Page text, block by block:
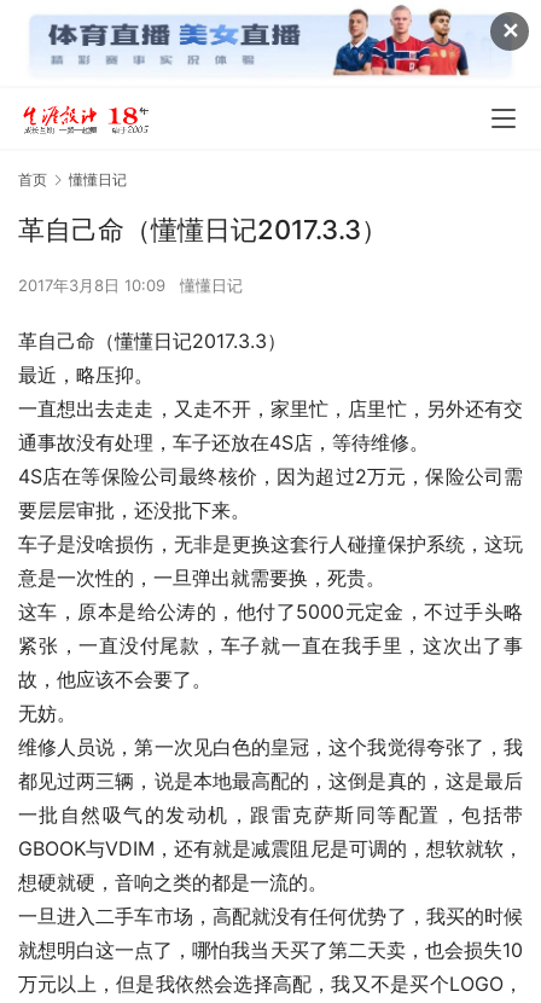
✕
首页 懂懂日记
革自己命（懂懂日记2017.3.3）
2017年3月8日 10:09 懂懂日记
革自己命（懂懂日记2017.3.3）
最近，略压抑。
一直想出去走走，又走不开，家里忙，店里忙，另外还有交
通事故没有处理，车子还放在4S店，等待维修。
4S店在等保险公司最终核价，因为超过2万元，保险公司需
要层层审批，还没批下来。
车子是没啥损伤，无非是更换这套行人碰撞保护系统，这玩
意是一次性的，一旦弹出就需要换，死贵。
这车，原本是给公涛的，他付了5000元定金，不过手头略
紧张，一直没付尾款，车子就一直在我手里，这次出了事
故，他应该不会要了。
无妨。
维修人员说，第一次见白色的皇冠，这个我觉得夸张了，我
都见过两三辆，说是本地最高配的，这倒是真的，这是最后
一批自然吸气的发动机，跟雷克萨斯同等配置，包括带
GBOOK与VDIM，还有就是减震阻尼是可调的，想软就软，
想硬就硬，音响之类的都是一流的。
一旦进入二手车市场，高配就没有任何优势了，我买的时候
就想明白这一点了，哪怕我当天买了第二天卖，也会损失10
万元以上，但是我依然会选择高配，我又不是买个LOGO，